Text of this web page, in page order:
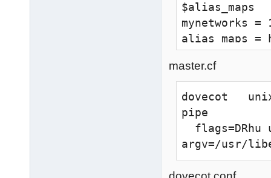
$alias_maps
mynetworks
alias_maps
relayhost =
# SASL
master.cf
dovecot
pipe
argv=/usr/